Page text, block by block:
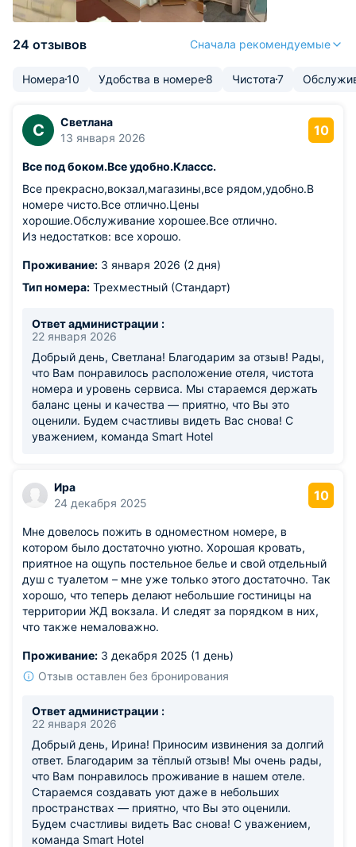
24 отзывов Сначала рекомендуемые
Номера10 Удобства в номере8 Чистота7
С
Светлана
13 января 2026
10
Все под боком.Все удобно.Классс.
Все прекрасно,вокзал,магазины,все рядом,удобно.В
номере чисто.Все отлично.Цены
хорошие.Обслуживание хорошее.Все отлично.
Из недостатков: все хорошо.
Проживание: 3 января 2026 (2 дня)
Тип номера: Трехместный (Стандарт)
Ответ администрации :
22 января 2026
Добрый день, Светлана! Благодарим за отзыв! Рады,
что Вам понравилось расположение отеля, чистота
номера и уровень сервиса. Мы стараемся держать
баланс цены и качества — приятно, что Вы это
оценили. Будем счастливы видеть Вас снова! С
уважением, команда Smart Hotel
Ира
24 декабря 2025
10
Мне довелось пожить в одноместном номере, в
котором было достаточно уютно. Хорошая кровать,
приятное на ощупь постельное белье и свой отдельный
душ с туалетом – мне уже только этого достаточно. Так
хорошо, что теперь делают небольшие гостиницы на
территории ЖД вокзала. И следят за порядком в них,
что также немаловажно.
Проживание: 3 декабря 2025 (1 день)
Отзыв оставлен без бронирования
Ответ администрации :
22 января 2026
Добрый день, Ирина! Приносим извинения за долгий
ответ. Благодарим за тёплый отзыв! Мы очень рады,
что Вам понравилось проживание в нашем отеле.
Стараемся создавать уют даже в небольших
пространствах — приятно, что Вы это оценили.
Будем счастливы видеть Вас снова! С уважением,
команда Smart Hotel